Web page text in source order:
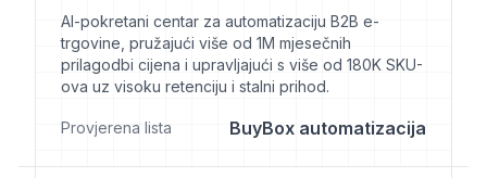
AI-pokretani centar za automatizaciju B2B e-
trgovine, pružajući više od 1M mjesečnih
prilagodbi cijena i upravljajući s više od 180K SKU-
ova uz visoku retenciju i stalni prihod.
Provjerena lista BuyBox automatizacija